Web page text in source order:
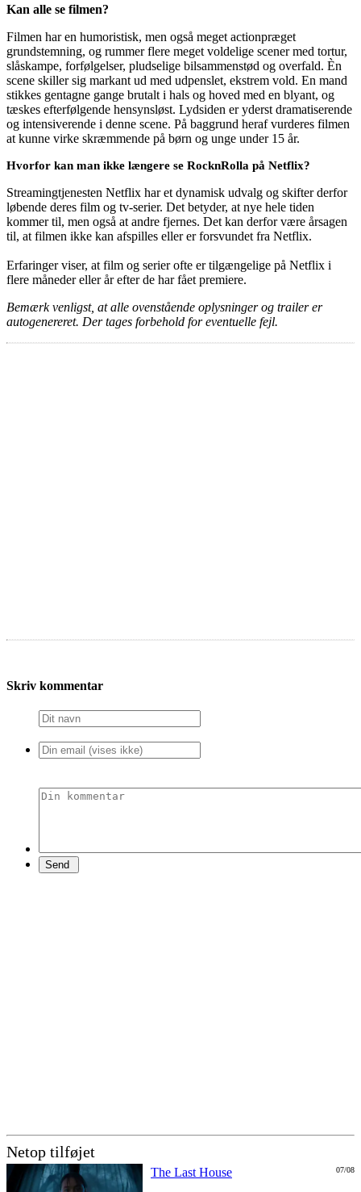
Kan alle se filmen?
Filmen har en humoristisk, men også meget actionpræget
grundstemning, og rummer flere meget voldelige scener med tortur,
slåskampe, forfølgelser, pludselige bilsammenstød og overfald. Èn
scene skiller sig markant ud med udpenslet, ekstrem vold. En mand
stikkes gentagne gange brutalt i hals og hoved med en blyant, og
tæskes efterfølgende hensynsløst. Lydsiden er yderst dramatiserende
og intensiverende i denne scene. På baggrund heraf vurderes filmen
at kunne virke skræmmende på børn og unge under 15 år.
Hvorfor kan man ikke længere se RocknRolla på Netflix?
Streamingtjenesten Netflix har et dynamisk udvalg og skifter derfor
løbende deres film og tv-serier. Det betyder, at nye hele tiden
kommer til, men også at andre fjernes. Det kan derfor være årsagen
til, at filmen ikke kan afspilles eller er forsvundet fra Netflix.
Erfaringer viser, at film og serier ofte er tilgængelige på Netflix i
flere måneder eller år efter de har fået premiere.
Bemærk venligst, at alle ovenstående oplysninger og trailer er
autogenereret. Der tages forbehold for eventuelle fejl.
Skriv kommentar
Netop tilføjet
07/08
The Last House